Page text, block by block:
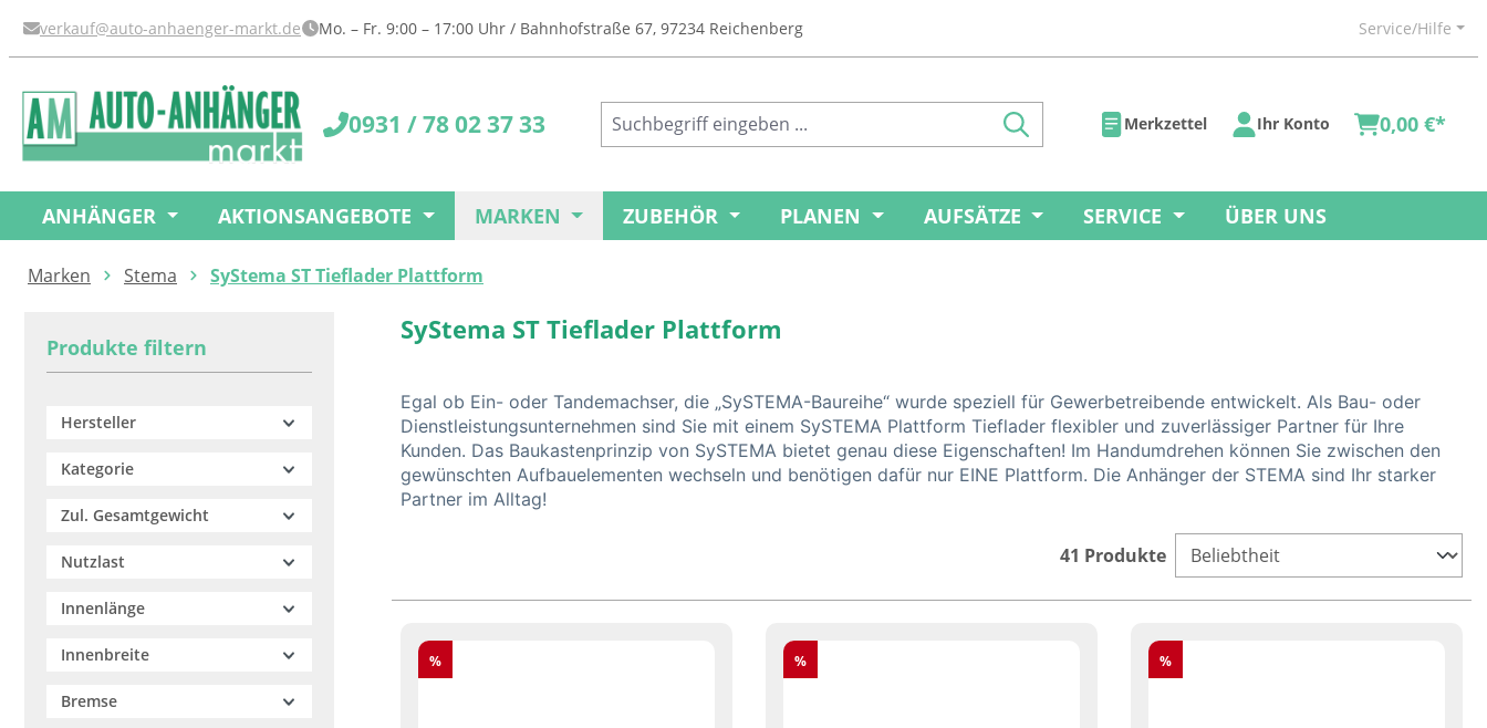
Zur Hauptnavigation springen
verkauf@auto-anhaenger-markt.de Mo. – Fr. 9:00 – 17:00 Uhr / Bahnhofstraße 67, 97234 Reichenberg Service/Hilfe
0931 / 78 02 37 33 Merkzettel Ihr Konto 0,00 €*
ANHÄNGER AKTIONSANGEBOTE MARKEN ZUBEHÖR PLANEN AUFSÄTZE SERVICE ÜBER UNS
Marken Stema SyStema ST Tieflader Plattform
Produkte filtern
Hersteller
Kategorie
Zul. Gesamtgewicht
Nutzlast
Innenlänge
Innenbreite
Bremse
SyStema ST Tieflader Plattform
Egal ob Ein- oder Tandemachser, die „SySTEMA-Baureihe“ wurde speziell für Gewerbetreibende entwickelt. Als Bau- oder
Dienstleistungsunternehmen sind Sie mit einem SySTEMA Plattform Tieflader flexibler und zuverlässiger Partner für Ihre
Kunden. Das Baukastenprinzip von SySTEMA bietet genau diese Eigenschaften! Im Handumdrehen können Sie zwischen den
gewünschten Aufbauelementen wechseln und benötigen dafür nur EINE Plattform. Die Anhänger der STEMA sind Ihr starker
Partner im Alltag!
41 Produkte
Rabatt
% Rabatt
% Rabatt
%